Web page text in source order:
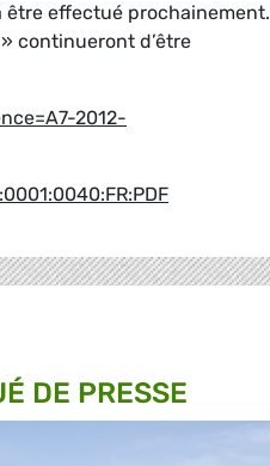
être effectué prochainement.
continueront d’être
2012-
DE PRESSE